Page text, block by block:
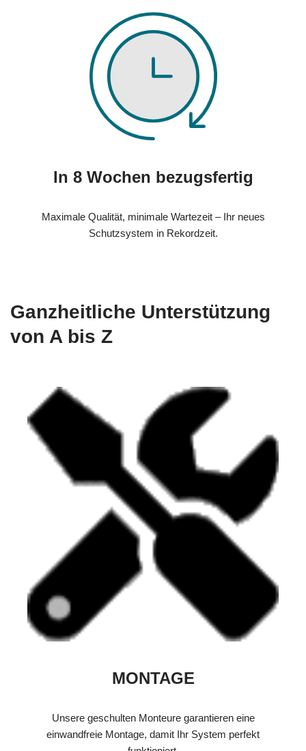
In 8 Wochen bezugsfertig
Maximale Qualität, minimale Wartezeit – Ihr neues
Schutzsystem in Rekordzeit.
Ganzheitliche Unterstützung
von A bis Z
MONTAGE
Unsere geschulten Monteure garantieren eine
einwandfreie Montage, damit Ihr System perfekt